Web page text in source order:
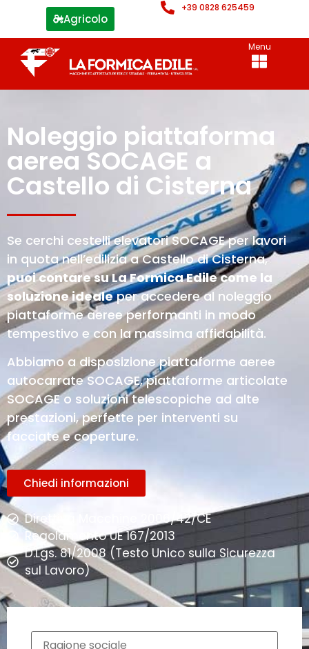
Agricolo
+39 0828 625459
Menu
Noleggio piattaforma
aerea SOCAGE a
Castello di Cisterna
Se cerchi cestelli elevatori SOCAGE per lavori
in quota nell’edilizia a Castello di Cisterna,
puoi contare su La Formica Edile come la
soluzione idealeper accedere al noleggio
piattaforme aeree performanti in modo
tempestivo e con la massima affidabilità.
Abbiamo a disposizione piattaforme aeree
autocarrate SOCAGE, piattaforme articolate
SOCAGE o soluzioni telescopiche ad alte
prestazioni, perfette per interventi su
facciate e coperture.
Chiedi informazioni
Direttiva Macchine 2006/42/CE
Regolamento UE 167/2013
D.Lgs. 81/2008 (Testo Unico sulla Sicurezza
sul Lavoro)